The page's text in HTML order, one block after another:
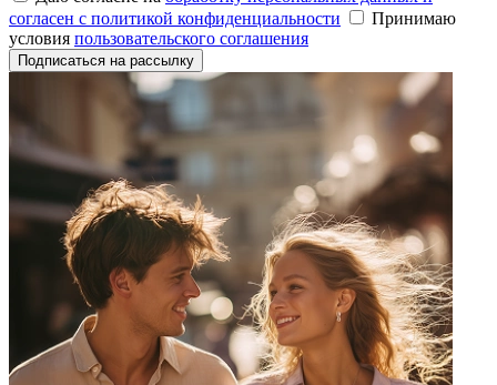
согласен с политикой конфиденциальности
Принимаю
условия пользовательского соглашения
Подписаться на рассылку